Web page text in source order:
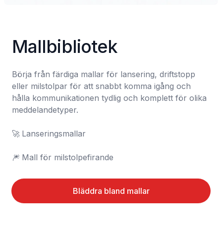
Mallbibliotek
Börja från färdiga mallar för lansering, driftstopp
eller milstolpar för att snabbt komma igång och
hålla kommunikationen tydlig och komplett för olika
meddelandetyper.
🚀	Lanseringsmallar
🎆	Mall för milstolpefirande
Bläddra bland mallar